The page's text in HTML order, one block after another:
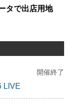
タで出店用地
開催終了
LIVE